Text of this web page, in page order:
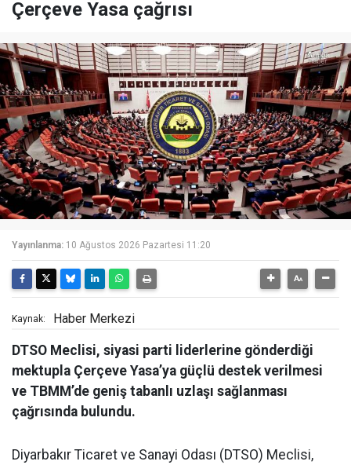
Çerçeve Yasa çağrısı
Yayınlanma: 10 Ağustos 2026 Pazartesi 11:20
Kaynak: Haber Merkezi
DTSO Meclisi, siyasi parti liderlerine gönderdiği
mektupla Çerçeve Yasa’ya güçlü destek verilmesi
ve TBMM’de geniş tabanlı uzlaşı sağlanması
çağrısında bulundu.
Diyarbakır Ticaret ve Sanayi Odası (DTSO) Meclisi,